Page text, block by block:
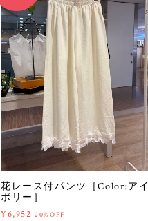
花レース付パンツ［Color:アイ
ボリー］
¥6,952 20%OFF